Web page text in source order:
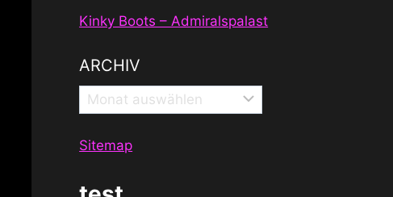
Kinky Boots – Admiralspalast
ARCHIV
Archiv
Sitemap